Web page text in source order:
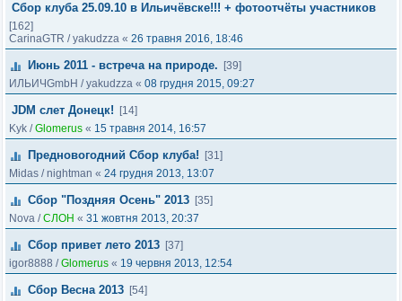
Сбор клуба 25.09.10 в Ильичёвске!!! + фотоотчёты участников
[162]
CarinaGTR /yakudzza « 26 травня 2016, 18:46
Июнь 2011 - встреча на природе.
[39]
ИЛЬИЧGmbH /yakudzza « 08 грудня 2015, 09:27
JDM слет Донецк!
[14]
Kyk /Glomerus « 15 травня 2014, 16:57
Предновогодний Сбор клуба!
[31]
Midas /nightman « 24 грудня 2013, 13:07
Сбор "Поздняя Осень" 2013 [35]
Nova /СЛОН « 31 жовтня 2013, 20:37
Сбор привет лето 2013 [37]
igor8888 /Glomerus « 19 червня 2013, 12:54
Сбор Весна 2013 [54]